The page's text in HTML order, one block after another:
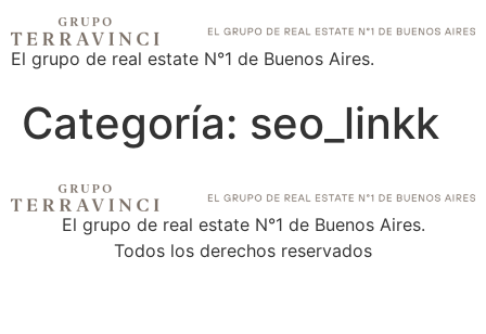
El grupo de real estate N°1 de Buenos Aires.
Categoría: seo_linkk
El grupo de real estate N°1 de Buenos Aires.
Todos los derechos reservados